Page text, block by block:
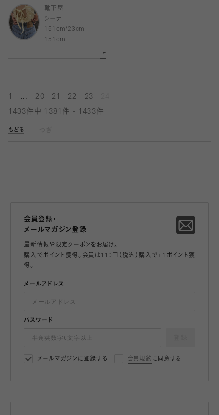
靴下屋
シーナ
151cm/23cm
151cm
1 ... 20 21 22 23
1433件中 1381件 - 1433件
もどる
会員登録・
メールマガジン登録
最新情報や限定クーポンをお届け。
購入でポイント獲得。会員は110円（税込）購入で+1ポイント獲
得。
メールアドレス
パスワード
メールマガジンに登録する 会員規約 に同意する